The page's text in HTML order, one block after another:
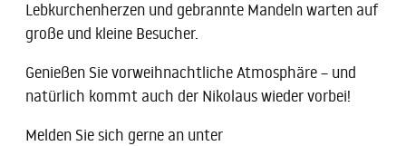
Lebkurchenherzen und gebrannte Mandeln warten auf
große und kleine Besucher.
Genießen Sie vorweihnachtliche Atmosphäre – und
natürlich kommt auch der Nikolaus wieder vorbei!
Melden Sie sich gerne an unter